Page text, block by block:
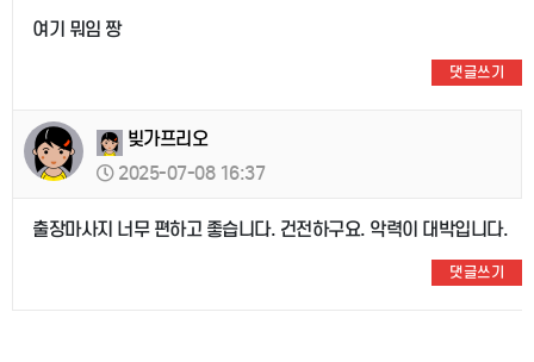
여기 뭐임 짱
댓글쓰기
빚가프리오
2025-07-08 16:37
출장마사지 너무 편하고 좋습니다. 건전하구요. 악력이 대박입니다.
댓글쓰기